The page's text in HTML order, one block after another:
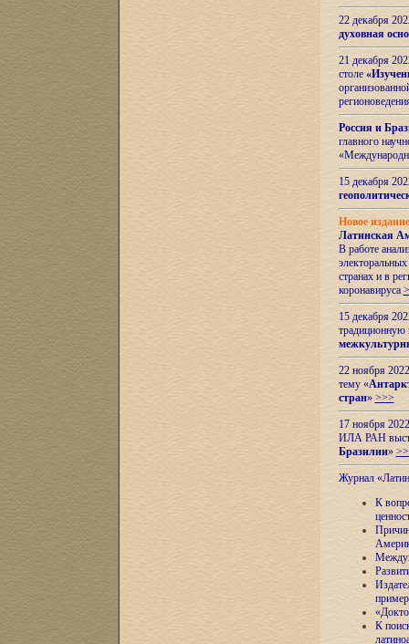
22 декабря
духовная
21 декабря
столе
Россия и
главного
15 декабря
Новое
Латинская
В работе
странах и в
коронавируса
15 декабря
22 ноября
тему «
стран» >>>
17 ноября
ИЛА РАН
Бразилии»
Журнал
К
К